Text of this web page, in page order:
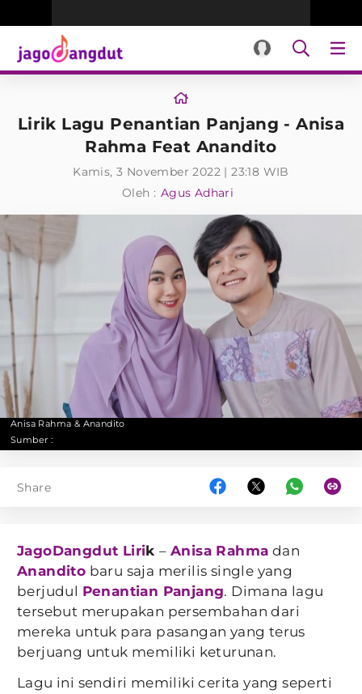
Lirik Lagu Penantian Panjang - Anisa
Rahma Feat Anandito
Kamis, 3 November 2022 | 23:18 WIB
Oleh : Agus Adhari
Anisa Rahma & Anandito
Sumber :
Share
JagoDangdut Lirik–Anisa Rahma dan
Anandito baru saja merilis single yang
berjudul Penantian Panjang. Dimana lagu
tersebut merupakan persembahan dari
mereka untuk para pasangan yang terus
berjuang untuk memiliki keturunan.
Lagu ini sendiri memiliki cerita yang seperti